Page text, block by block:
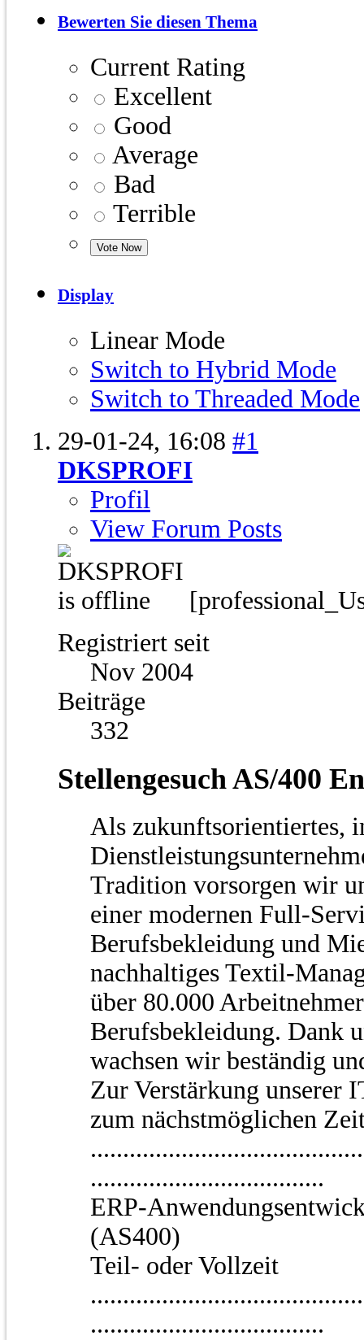
Bewerten Sie diesen Thema
Current Rating
Excellent
Good
Average
Bad
Terrible
Display
Linear Mode
Switch to Hybrid Mode
Switch to Threaded Mode
29-01-24, 16:08 #1
DKSPROFI
Profil
View Forum Posts
Registriert seit
Nov 2004
Beiträge
332
Stellengesuch AS/400
Als zukunftsorientiertes,
Tradition vorsorgen wir
einer modernen Full-
Berufsbekleidung und
nachhaltiges Textil-
über 80.000
Berufsbekleidung. Dank
wachsen wir beständig
Zur Verstärkung unserer
zum nächstmöglichen
....................................
ERP-
(AS400)
Teil- oder Vollzeit
....................................